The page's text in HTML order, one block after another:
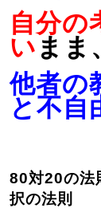
自分の
い まま
他者の
と不自
80対20の法
択の法則